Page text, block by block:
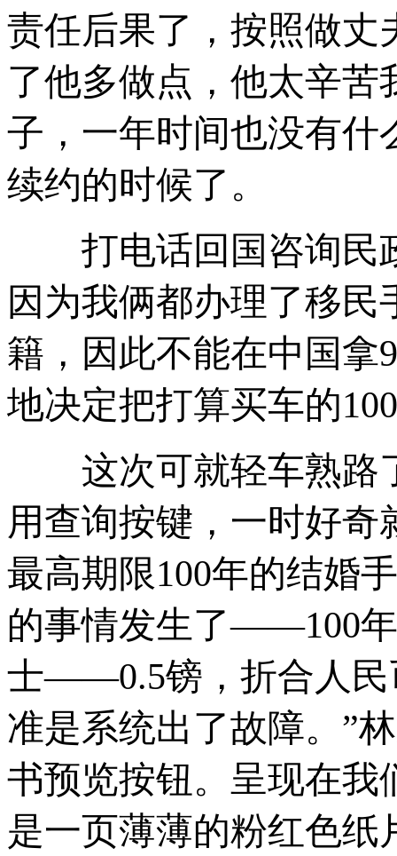
责任后果了，按照做丈
了他多做点，他太辛
子，一年时间也没有什
续约的时候了。
打电话回国咨询民
因为我俩都办理了移
籍，因此不能在中国拿
地决定把打算买车的
这次可就轻车熟路
用查询按键，一时好
最高期限100年的结婚
的事情发生了——100
士——0.5镑，折合人民
准是系统出了故障。”
书预览按钮。呈现在我
是一页薄薄的粉红色纸